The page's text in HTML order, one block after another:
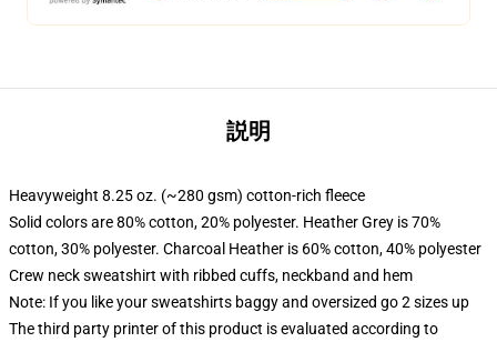
説明
Heavyweight 8.25 oz. (~280 gsm) cotton-rich fleece
Solid colors are 80% cotton, 20% polyester. Heather Grey is 70%
cotton, 30% polyester. Charcoal Heather is 60% cotton, 40% polyester
Crew neck sweatshirt with ribbed cuffs, neckband and hem
Note: If you like your sweatshirts baggy and oversized go 2 sizes up
The third party printer of this product is evaluated according to